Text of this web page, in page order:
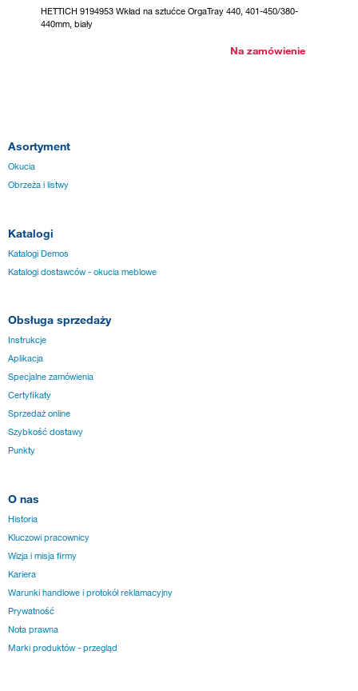
HETTICH 9194953 Wkład na sztućce OrgaTray 440, 401-450/380-
440mm, biały
Na zamówienie
Asortyment
Okucia
Obrzeża i listwy
Katalogi
Katalogi Demos
Katalogi dostawców - okucia meblowe
Obsługa sprzedaży
Instrukcje
Aplikacja
Specjalne zamówienia
Certyfikaty
Sprzedaż online
Szybkość dostawy
Punkty
O nas
Historia
Kluczowi pracownicy
Wizja i misja firmy
Kariera
Warunki handlowe i protokół reklamacyjny
Prywatność
Nota prawna
Marki produktów - przegląd